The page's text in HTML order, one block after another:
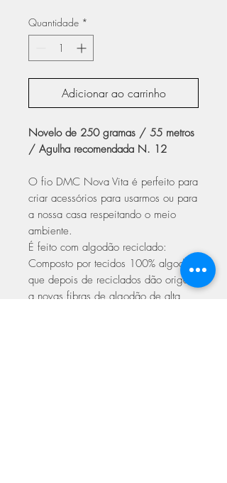
Quantidade *
Adicionar ao carrinho
Novelo de 250 gramas / 55 metros
/ Agulha recomendada N. 12
O fio DMC Nova Vita é perfeito para
criar acessórios para usarmos ou para
a nossa casa respeitando o meio
ambiente.
É feito com algodão reciclado:
Composto por tecidos 100% algodão
que depois de reciclados dão origem
a novas fibras de algodão de alta